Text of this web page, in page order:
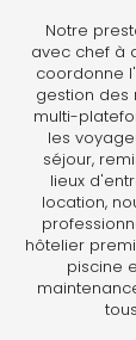
Notre
avec chef à
coordonne
gestion des
multi-
les
séjour,
lieux
location,
hôtelier
piscine